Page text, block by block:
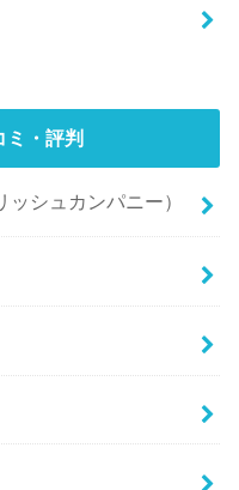
・評判
シュカンパニー）